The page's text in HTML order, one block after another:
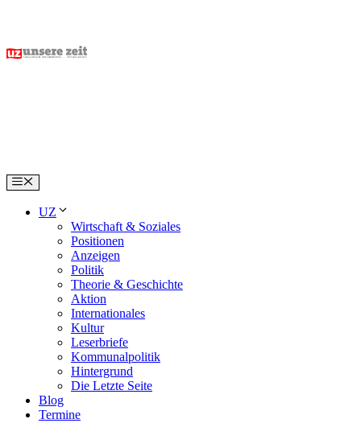
content
Menu
UZ
Wirtschaft & Soziales
Positionen
Anzeigen
Politik
Theorie & Geschichte
Aktion
Internationales
Kultur
Leserbriefe
Kommunalpolitik
Hintergrund
Die Letzte Seite
Blog
Termine